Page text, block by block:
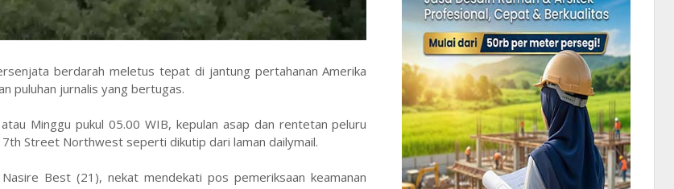
berdarah meletus tepat di jantung pertahanan Amerika
puluhan jurnalis yang bertugas.
Minggu pukul 05.00 WIB, kepulan asap dan rentetan peluru
Street Northwest seperti dikutip dari laman dailymail.
Best (21), nekat mendekati pos pemeriksaan keamanan